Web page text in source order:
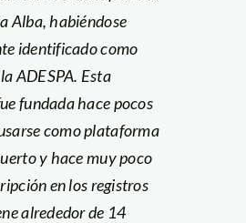
Alba, habiéndose
identificado como
ADESPA. Esta
fundada hace pocos
como plataforma
y hace muy poco
en los registros
alrededor de 14